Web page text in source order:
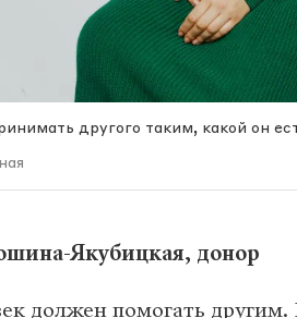
другого таким, какой он
Якубицкая, донор
должен помогать